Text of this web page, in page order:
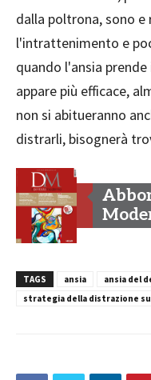
dalla poltrona, sono
l'intrattenimento e
quando l'ansia
appare più efficace,
non si abitueranno
distrarli, bisognerà
TAGS ansia ansia del
strategia della distrazione